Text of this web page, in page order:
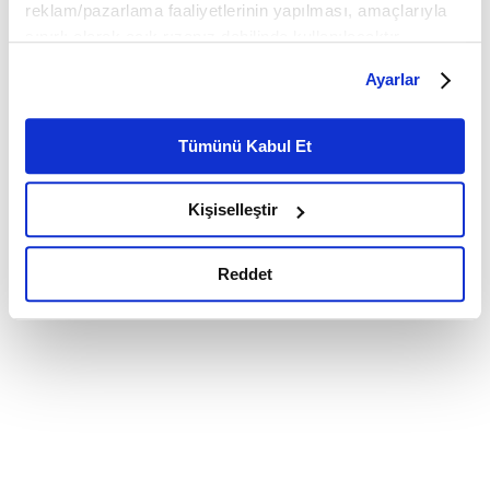
reklam/pazarlama faaliyetlerinin yapılması, amaçlarıyla
belirleyebilirsiniz. Çerezlere ilişkin detaylı bilgi için
Ayarlar butonuna tıklayabilir,Çerez Bilgilendirme
Metnimizi ziyaret edebilirsiniz.
6698 sayılı Kişisel Verilerin Korunması Kanunu uyarınca
okumak ve sitemizi ziyaretiniz kapsamında
gerçekleştirilen veri işleme faaliyetleri ile ilgili daha
detaylı bilgi almak için lütfentıklayınız.
Ayarlar
Tümünü Kabul Et
Kişiselleştir
Reddet